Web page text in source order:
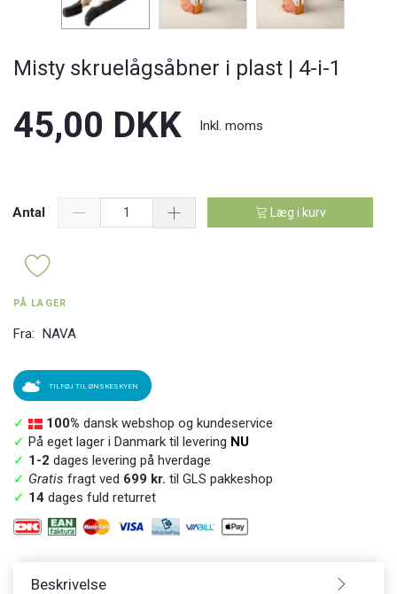
Misty skruelågsåbner i plast | 4-i-1
45,00 DKK Inkl. moms
Antal Læg i kurv
PÅ LAGER
Fra: NAVA
TILFØJ TIL ØNSKESKYEN
✓ 100% dansk webshop og kundeservice
✓ På eget lager i Danmark til levering NU
✓ 1-2 dages levering på hverdage
✓ Gratis fragt ved 699 kr. til GLS pakkeshop
✓ 14 dages fuld returret
Beskrivelse